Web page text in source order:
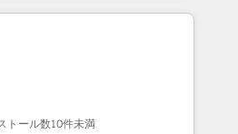
Advanced Website and
our in-house "HubScrub" Tool.
of the Year in 2024,
15 years in the ecosystem,
model, delivering
teams in the UK, USA,
トール数10件未満